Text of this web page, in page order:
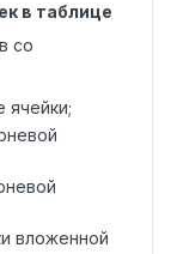
в таблице
со
ячейки;
вложенной